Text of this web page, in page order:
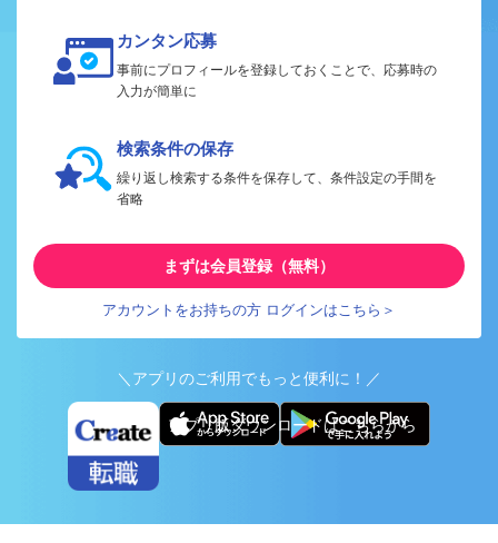
カンタン応募
事前にプロフィールを登録しておくことで、応募時の
入力が簡単に
検索条件の保存
繰り返し検索する条件を保存して、条件設定の手間を
省略
まずは会員登録（無料）
アカウントをお持ちの方 ログインはこちら＞
＼アプリのご利用でもっと便利に！／
アプリ版ダウンロードはこちらから